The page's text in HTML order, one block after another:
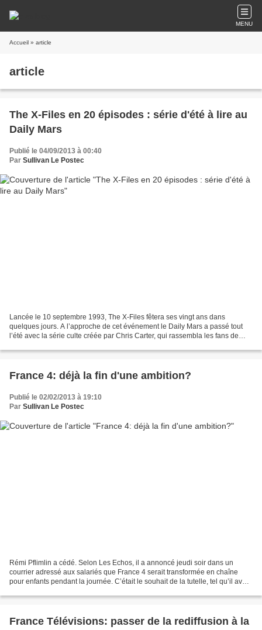
MENU
Accueil » article
article
The X-Files en 20 épisodes : série d'été à lire au
Daily Mars
Publié le 04/09/2013 à 00:40
Par Sullivan Le Postec
Lancée le 10 septembre 1993, The X-Files fêtera ses vingt ans dans
quelques jours. A l’approche de cet événement le Daily Mars a passé tout
l’été avec la série culte créée par Chris Carter, qui rassembla les fans de
France 4: déjà la fin d'une ambition?
Publié le 02/02/2013 à 19:10
Par Sullivan Le Postec
Rémi Pflimlin a cédé. Selon Les Echos, il a annoncé jeudi soir dans un
courrier adressé aux salariés que France 4 serait transformée en chaîne
pour enfants pendant la journée. C’était le souhait de la tutelle, tel qu’il avait
France Télévisions: passer de la rediffusion à la